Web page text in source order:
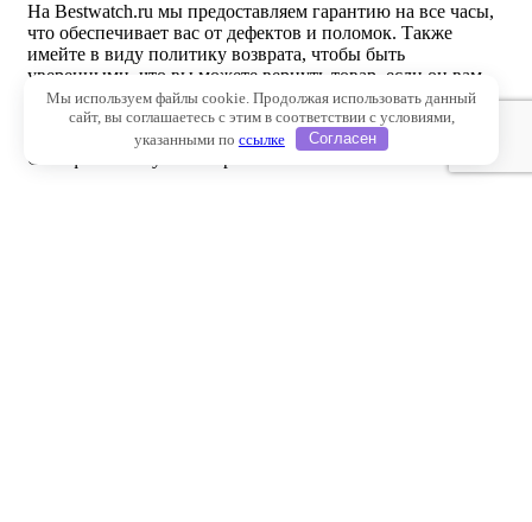
На Bestwatch.ru мы предоставляем гарантию на все часы,
что обеспечивает вас от дефектов и поломок. Также
имейте в виду политику возврата, чтобы быть
уверенными, что вы можете вернуть товар, если он вам
не подойдет или не будет соответствовать вашим
ожиданиям.
Сеть фитнес клубов спортив
Мы используем файлы cookie. Продолжая использовать данный
сайт, вы соглашаетесь с этим в соответствии с условиями,
указанными по ссылке Согласен